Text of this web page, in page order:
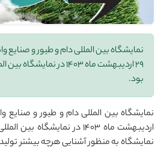
29 اردیبهشت ماه 1403 در
بود.
اردیبهشت ماه 1403 در
نمایشگاه به منظور آشنایی هرچه بیشتر